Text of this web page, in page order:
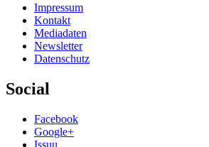
Impressum
Kontakt
Mediadaten
Newsletter
Datenschutz
Social
Facebook
Google+
Issuu